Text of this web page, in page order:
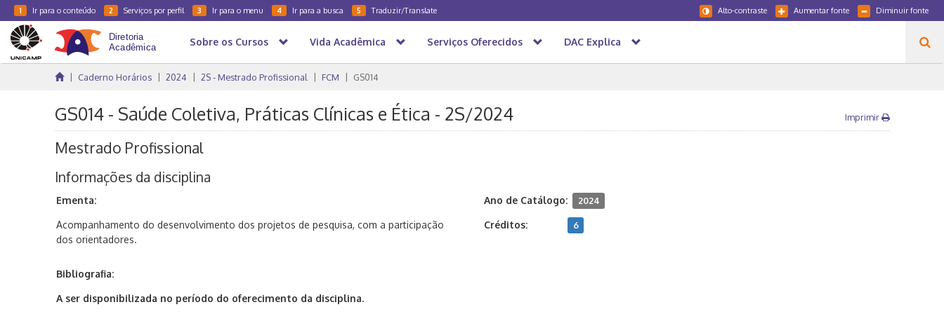
1 Ir para o conteúdo 2 Serviços por perfil 3 Ir para o menu 4 Ir para a busca 5 Traduzir/Translate Diminuir fonte
Aumentar fonte
Alto-contraste
Sobre os Cursos Vida Acadêmica Serviços Oferecidos DAC Explica
Caderno Horários 2024 2S - Mestrado Profissional FCM GS014
GS014 - Saúde Coletiva, Práticas Clínicas e Ética - 2S/2024 Imprimir
Mestrado Profissional
Informações da disciplina
Ementa:
Acompanhamento do desenvolvimento dos projetos de pesquisa, com a participação
dos orientadores.
Bibliografia:
A ser disponibilizada no período do oferecimento da disciplina.
Ano de Catálogo: 2024
Créditos: 6